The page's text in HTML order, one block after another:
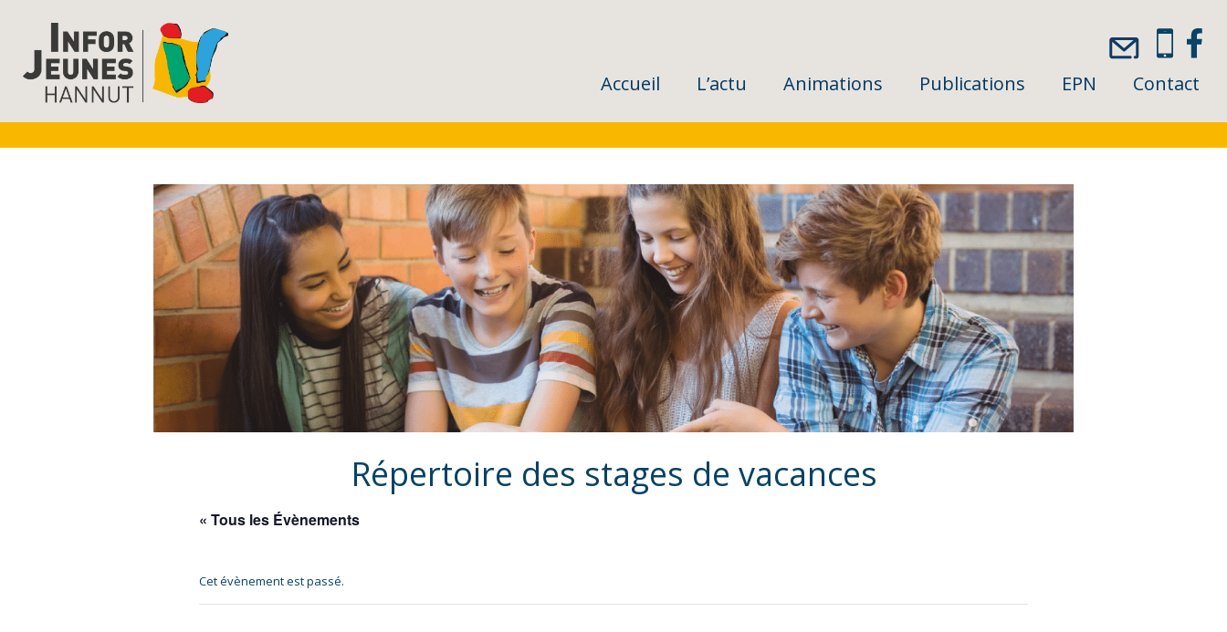
Accueil L’actu Animations Publications EPN Contact
Répertoire des stages de vacances
« Tous les Évènements
Cet évènement est passé.